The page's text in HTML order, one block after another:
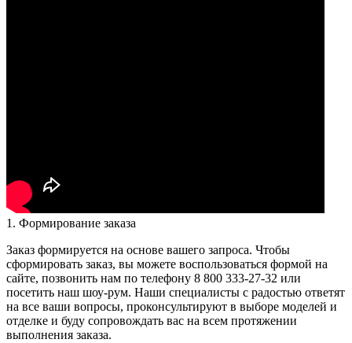
1. Формирование заказа
Заказ формируется на основе вашего запроса. Чтобы
сформировать заказ, вы можете воспользоваться формой на
сайте, позвонить нам по телефону 8 800 333-27-32 или
посетить наш шоу-рум. Наши специалисты с радостью ответят
на все ваши вопросы, проконсультируют в выборе моделей и
отделке и буду сопровождать вас на всем протяжении
выполнения заказа.